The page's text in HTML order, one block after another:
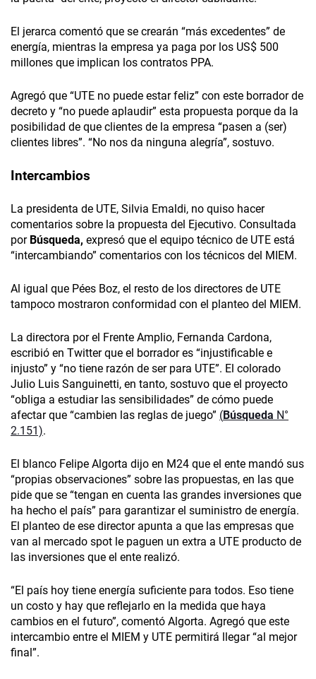
El jerarca comentó que se crearán “más excedentes” de
energía, mientras la empresa ya paga por los US$ 500
millones que implican los contratos PPA.
Agregó que “UTE no puede estar feliz” con este borrador de
decreto y “no puede aplaudir” esta propuesta porque da la
posibilidad de que clientes de la empresa “pasen a (ser)
clientes libres”. “No nos da ninguna alegría”, sostuvo.
Intercambios
La presidenta de UTE, Silvia Emaldi, no quiso hacer
comentarios sobre la propuesta del Ejecutivo. Consultada
por Búsqueda, expresó que el equipo técnico de UTE está
“intercambiando” comentarios con los técnicos del MIEM.
Al igual que Pées Boz, el resto de los directores de UTE
tampoco mostraron conformidad con el planteo del MIEM.
La directora por el Frente Amplio, Fernanda Cardona,
escribió en Twitter que el borrador es “injustificable e
injusto” y “no tiene razón de ser para UTE”. El colorado
Julio Luis Sanguinetti, en tanto, sostuvo que el proyecto
“obliga a estudiar las sensibilidades” de cómo puede
afectar que “cambien las reglas de juego” (Búsqueda N°
2.151).
El blanco Felipe Algorta dijo en M24 que el ente mandó sus
“propias observaciones” sobre las propuestas, en las que
pide que se “tengan en cuenta las grandes inversiones que
ha hecho el país” para garantizar el suministro de energía.
El planteo de ese director apunta a que las empresas que
van al mercado spot le paguen un extra a UTE producto de
las inversiones que el ente realizó.
“El país hoy tiene energía suficiente para todos. Eso tiene
un costo y hay que reflejarlo en la medida que haya
cambios en el futuro”, comentó Algorta. Agregó que este
intercambio entre el MIEM y UTE permitirá llegar “al mejor
final”.